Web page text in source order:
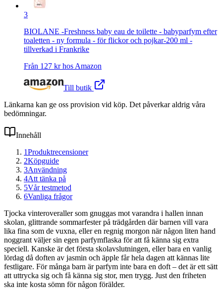
3
BIOLANE -Freshness baby eau de toilette - babyparfym efter
toaletten - ny formula - för flickor och pojkar-200 ml -
tillverkad i Frankrike
Från 127 kr hos Amazon
Till butik
Länkarna kan ge oss provision vid köp. Det påverkar aldrig våra
bedömningar.
Innehåll
1Produktrecensioner
2Köpguide
3Användning
4Att tänka på
5Vår testmetod
6Vanliga frågor
Tjocka vinteroveraller som gnuggas mot varandra i hallen innan
skolan, glittrande sommarfester på trädgården där barnen vill vara
lika fina som de vuxna, eller en regnig morgon när någon liten hand
noggrant väljer sin egen parfymflaska för att få känna sig extra
speciell. Kanske är det första skolavslutningen, eller bara en vanlig
lördag då doften av jasmin och äpple får hela dagen att kännas lite
festligare. För många barn är parfym inte bara en doft – det är ett sätt
att uttrycka sig och få känna sig stor, men trygg. Just den friheten
ska inte kosta sömn för någon förälder.